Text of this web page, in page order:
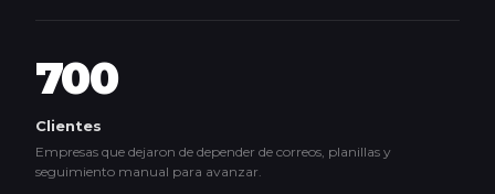
700
Clientes
Empresas que dejaron de depender de correos, planillas y
seguimiento manual para avanzar.